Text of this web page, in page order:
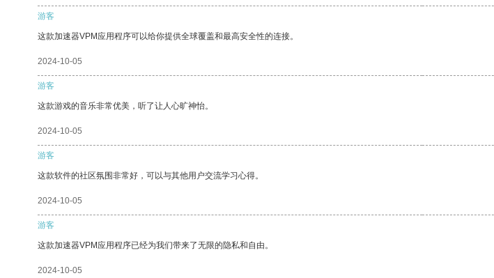
游客
这款加速器VPM应用程序可以给你提供全球覆盖和最高安全性的连接。
2024-10-05
游客
这款游戏的音乐非常优美，听了让人心旷神怡。
2024-10-05
游客
这款软件的社区氛围非常好，可以与其他用户交流学习心得。
2024-10-05
游客
这款加速器VPM应用程序已经为我们带来了无限的隐私和自由。
2024-10-05